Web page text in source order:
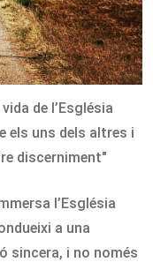
de l’Església
els uns dels altres i
discerniment"
l’Església
a una
sincera, i no només